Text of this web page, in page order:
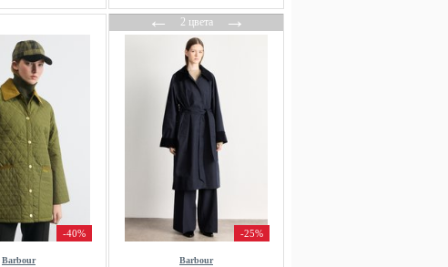
-40%
Barbour
←2 цвета→
-25%
Barbour